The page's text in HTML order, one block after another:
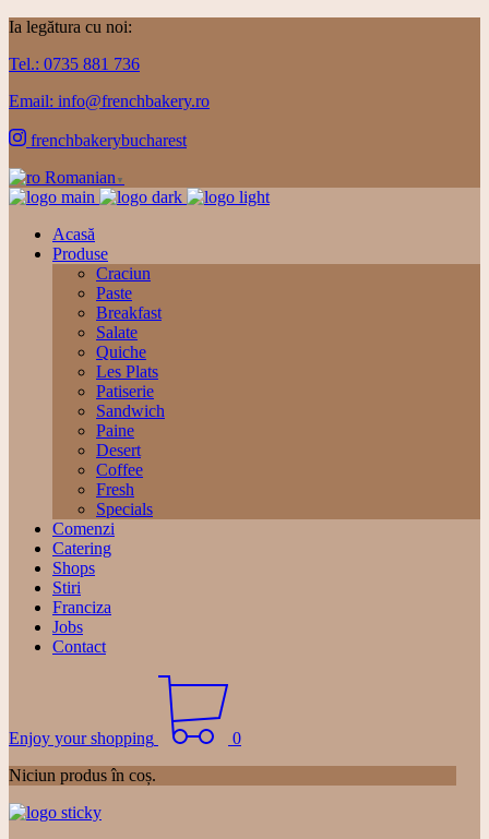
Ia legătura cu noi:
Tel.: 0735 881 736
Email: info@frenchbakery.ro
frenchbakerybucharest
Romanian ▼
Acasă
Produse
Craciun
Paste
Breakfast
Salate
Quiche
Les Plats
Patiserie
Sandwich
Paine
Desert
Coffee
Fresh
Specials
Comenzi
Catering
Shops
Stiri
Franciza
Jobs
Contact
Enjoy your shopping
0
Niciun produs în coș.